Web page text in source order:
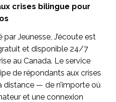
crises bilingue pour
Jeunesse, J’écoute est
et disponible 24/7
au Canada. Le service
de répondants aux crises
distance — de n’importe où
et une connexion